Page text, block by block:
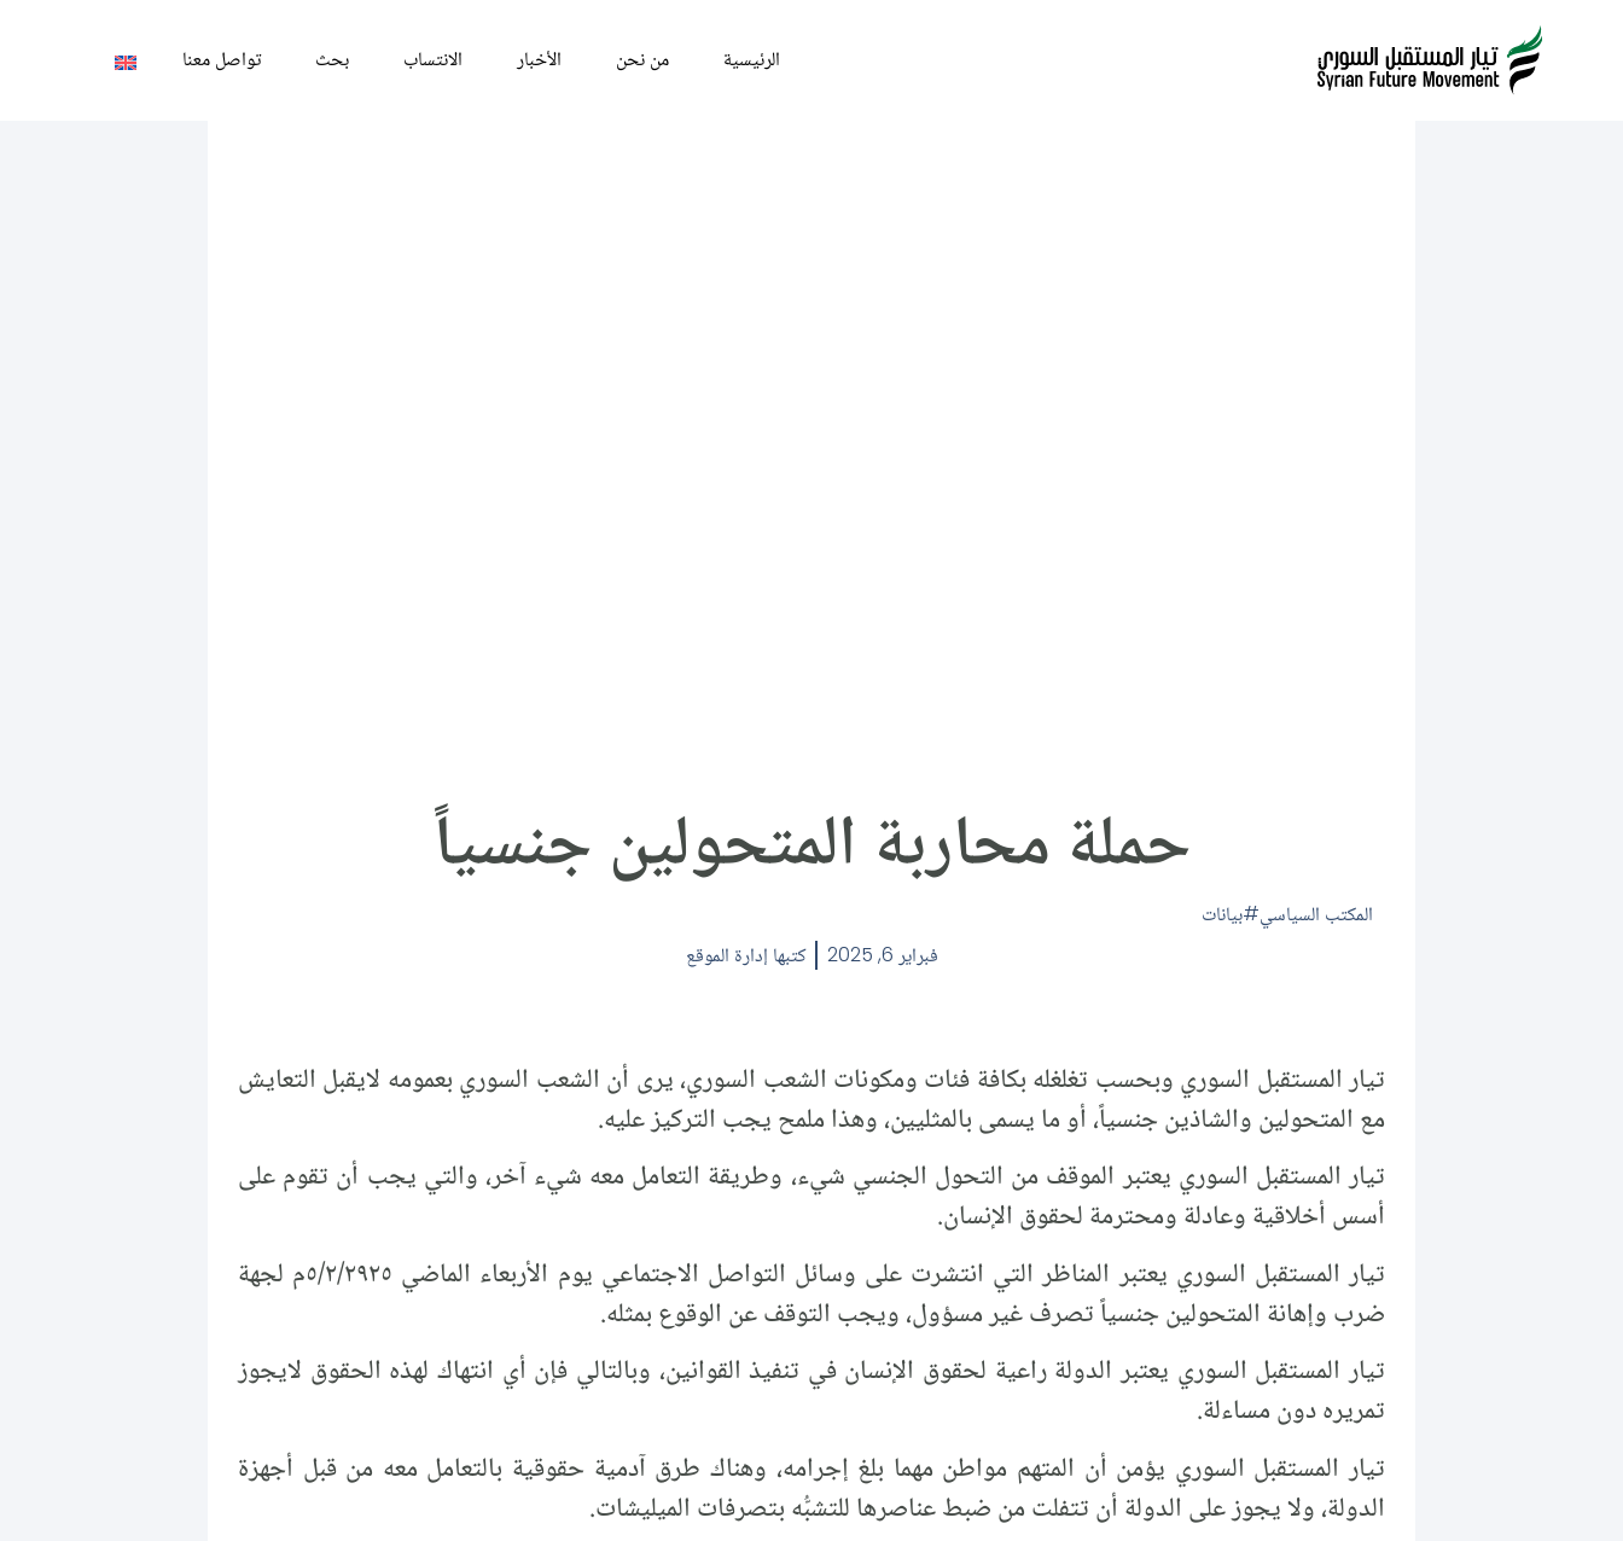
الرئيسية من نحن الأخبار الانتساب بحث تواصل معنا
حملة محاربة المتحولين جنسياً
المكتب السياسي
بيانات
فبراير 6, 2025
كتبها إدارة الموقع
تيار المستقبل السوري وبحسب تغلغله بكافة فئات ومكونات الشعب السوري، يرى أن الشعب السوري بعمومه لايقبل التعايش
مع المتحولين والشاذين جنسياً، أو ما يسمى بالمثليين، وهذا ملمح يجب التركيز عليه.
تيار المستقبل السوري يعتبر الموقف من التحول الجنسي شيء، وطريقة التعامل معه شيء آخر، والتي يجب أن تقوم على
أسس أخلاقية وعادلة ومحترمة لحقوق الإنسان.
تيار المستقبل السوري يعتبر المناظر التي انتشرت على وسائل التواصل الاجتماعي يوم الأربعاء الماضي ٥/٢/٢٩٢٥م لجهة
ضرب وإهانة المتحولين جنسياً تصرف غير مسؤول، ويجب التوقف عن الوقوع بمثله.
تيار المستقبل السوري يعتبر الدولة راعية لحقوق الإنسان في تنفيذ القوانين، وبالتالي فإن أي انتهاك لهذه الحقوق لايجوز
تمريره دون مساءلة.
تيار المستقبل السوري يؤمن أن المتهم مواطن مهما بلغ إجرامه، وهناك طرق آدمية حقوقية بالتعامل معه من قبل أجهزة
الدولة، ولا يجوز على الدولة أن تتفلت من ضبط عناصرها للتشبُّه بتصرفات الميليشات.